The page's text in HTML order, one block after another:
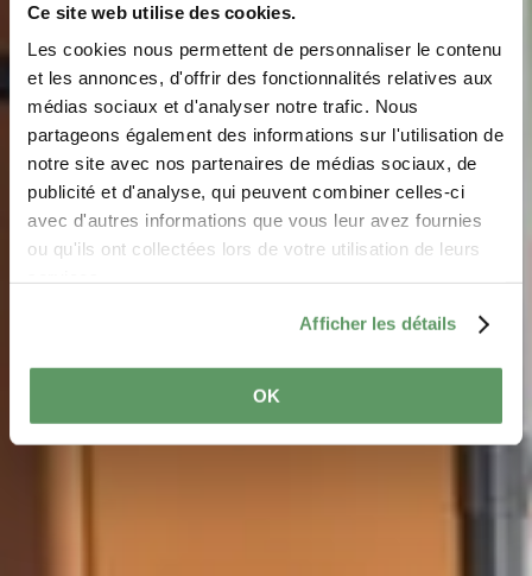
Ce site web utilise des cookies.
Les cookies nous permettent de personnaliser le contenu
et les annonces, d'offrir des fonctionnalités relatives aux
médias sociaux et d'analyser notre trafic. Nous
partageons également des informations sur l'utilisation de
notre site avec nos partenaires de médias sociaux, de
publicité et d'analyse, qui peuvent combiner celles-ci
avec d'autres informations que vous leur avez fournies
ou qu'ils ont collectées lors de votre utilisation de leurs
Afficher les détails
OK
Aires de jeux du
Camping "Auf
Kengert"